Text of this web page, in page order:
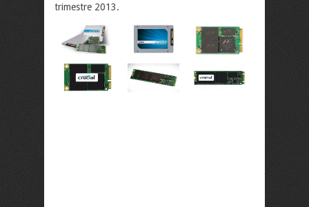
trimestre 2013.